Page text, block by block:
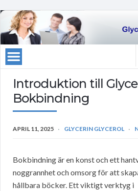
Introduktion till
Bokbindning
APRIL 11, 2025 GLYCERIN GLYCEROL
Bokbindning är en konst och ett
noggrannhet och omsorg för att
hållbara böcker. Ett viktigt verktyg i